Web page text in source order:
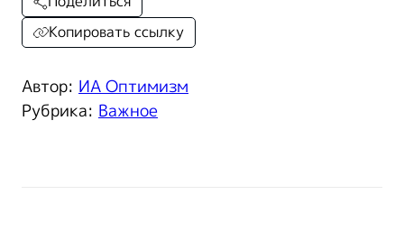
Автор: ИА Оптимизм
Рубрика: Важное
Копировать ссылку